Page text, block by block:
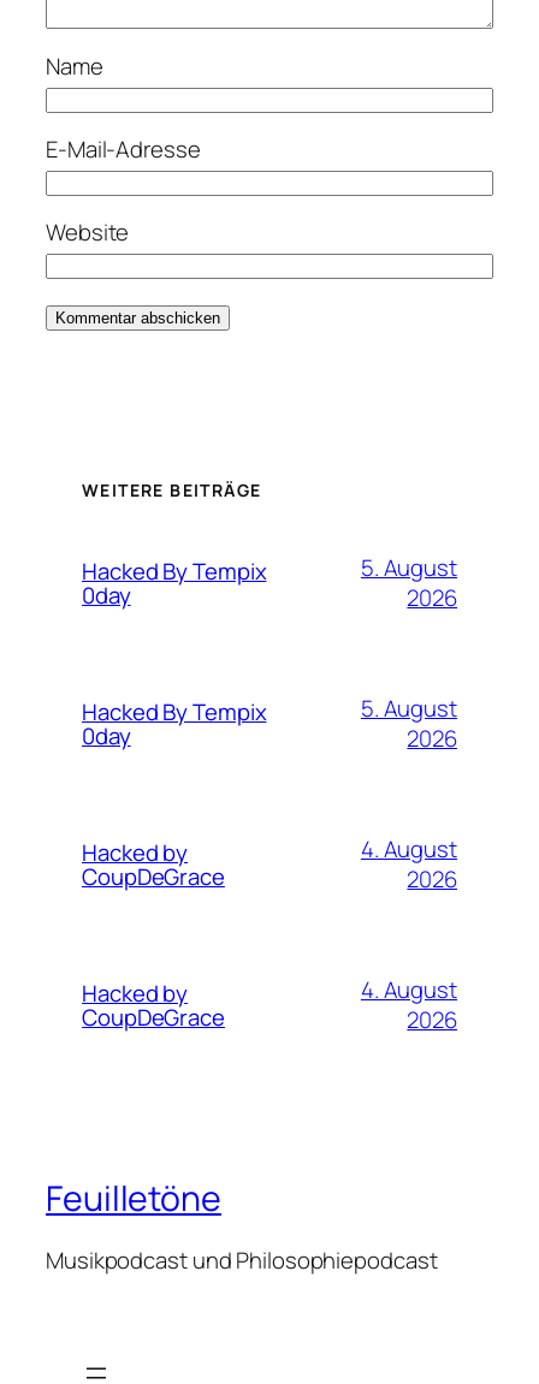
Name
E-Mail-Adresse
Website
WEITERE BEITRÄGE
Hacked By Tempix
0day
5. August
2026
Hacked By Tempix
0day
5. August
2026
Hacked by
CoupDeGrace
4. August
2026
Hacked by
CoupDeGrace
4. August
2026
Feuilletöne
Musikpodcast und Philosophiepodcast